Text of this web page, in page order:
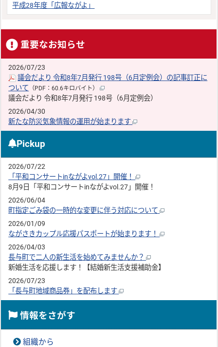
平成28年度「広報ながよ」
重要なお知らせ
2026/07/23
議会だより 令和8年7月発行 198号（6月定例会）の記事訂正に
ついて （PDF：60.6キロバイト）
議会だより 令和8年7月発行 198号（6月定例会）
2026/04/30
新たな防災気象情報の運用が始まります
Pickup
2026/07/22
「平和コンサートinながよvol.27」開催！
8月9日「平和コンサートinながよvol.27」開催！
2026/06/04
町指定ごみ袋の一時的な変更に伴う対応について
2026/01/09
ながさきカップル応援パスポートが始まります！
2026/04/03
長与町で二人の新生活を始めてみませんか？
新婚生活を応援します！【結婚新生活支援補助金】
2026/07/23
「長与町地域商品券」を配布します
情報をさがす
組織から